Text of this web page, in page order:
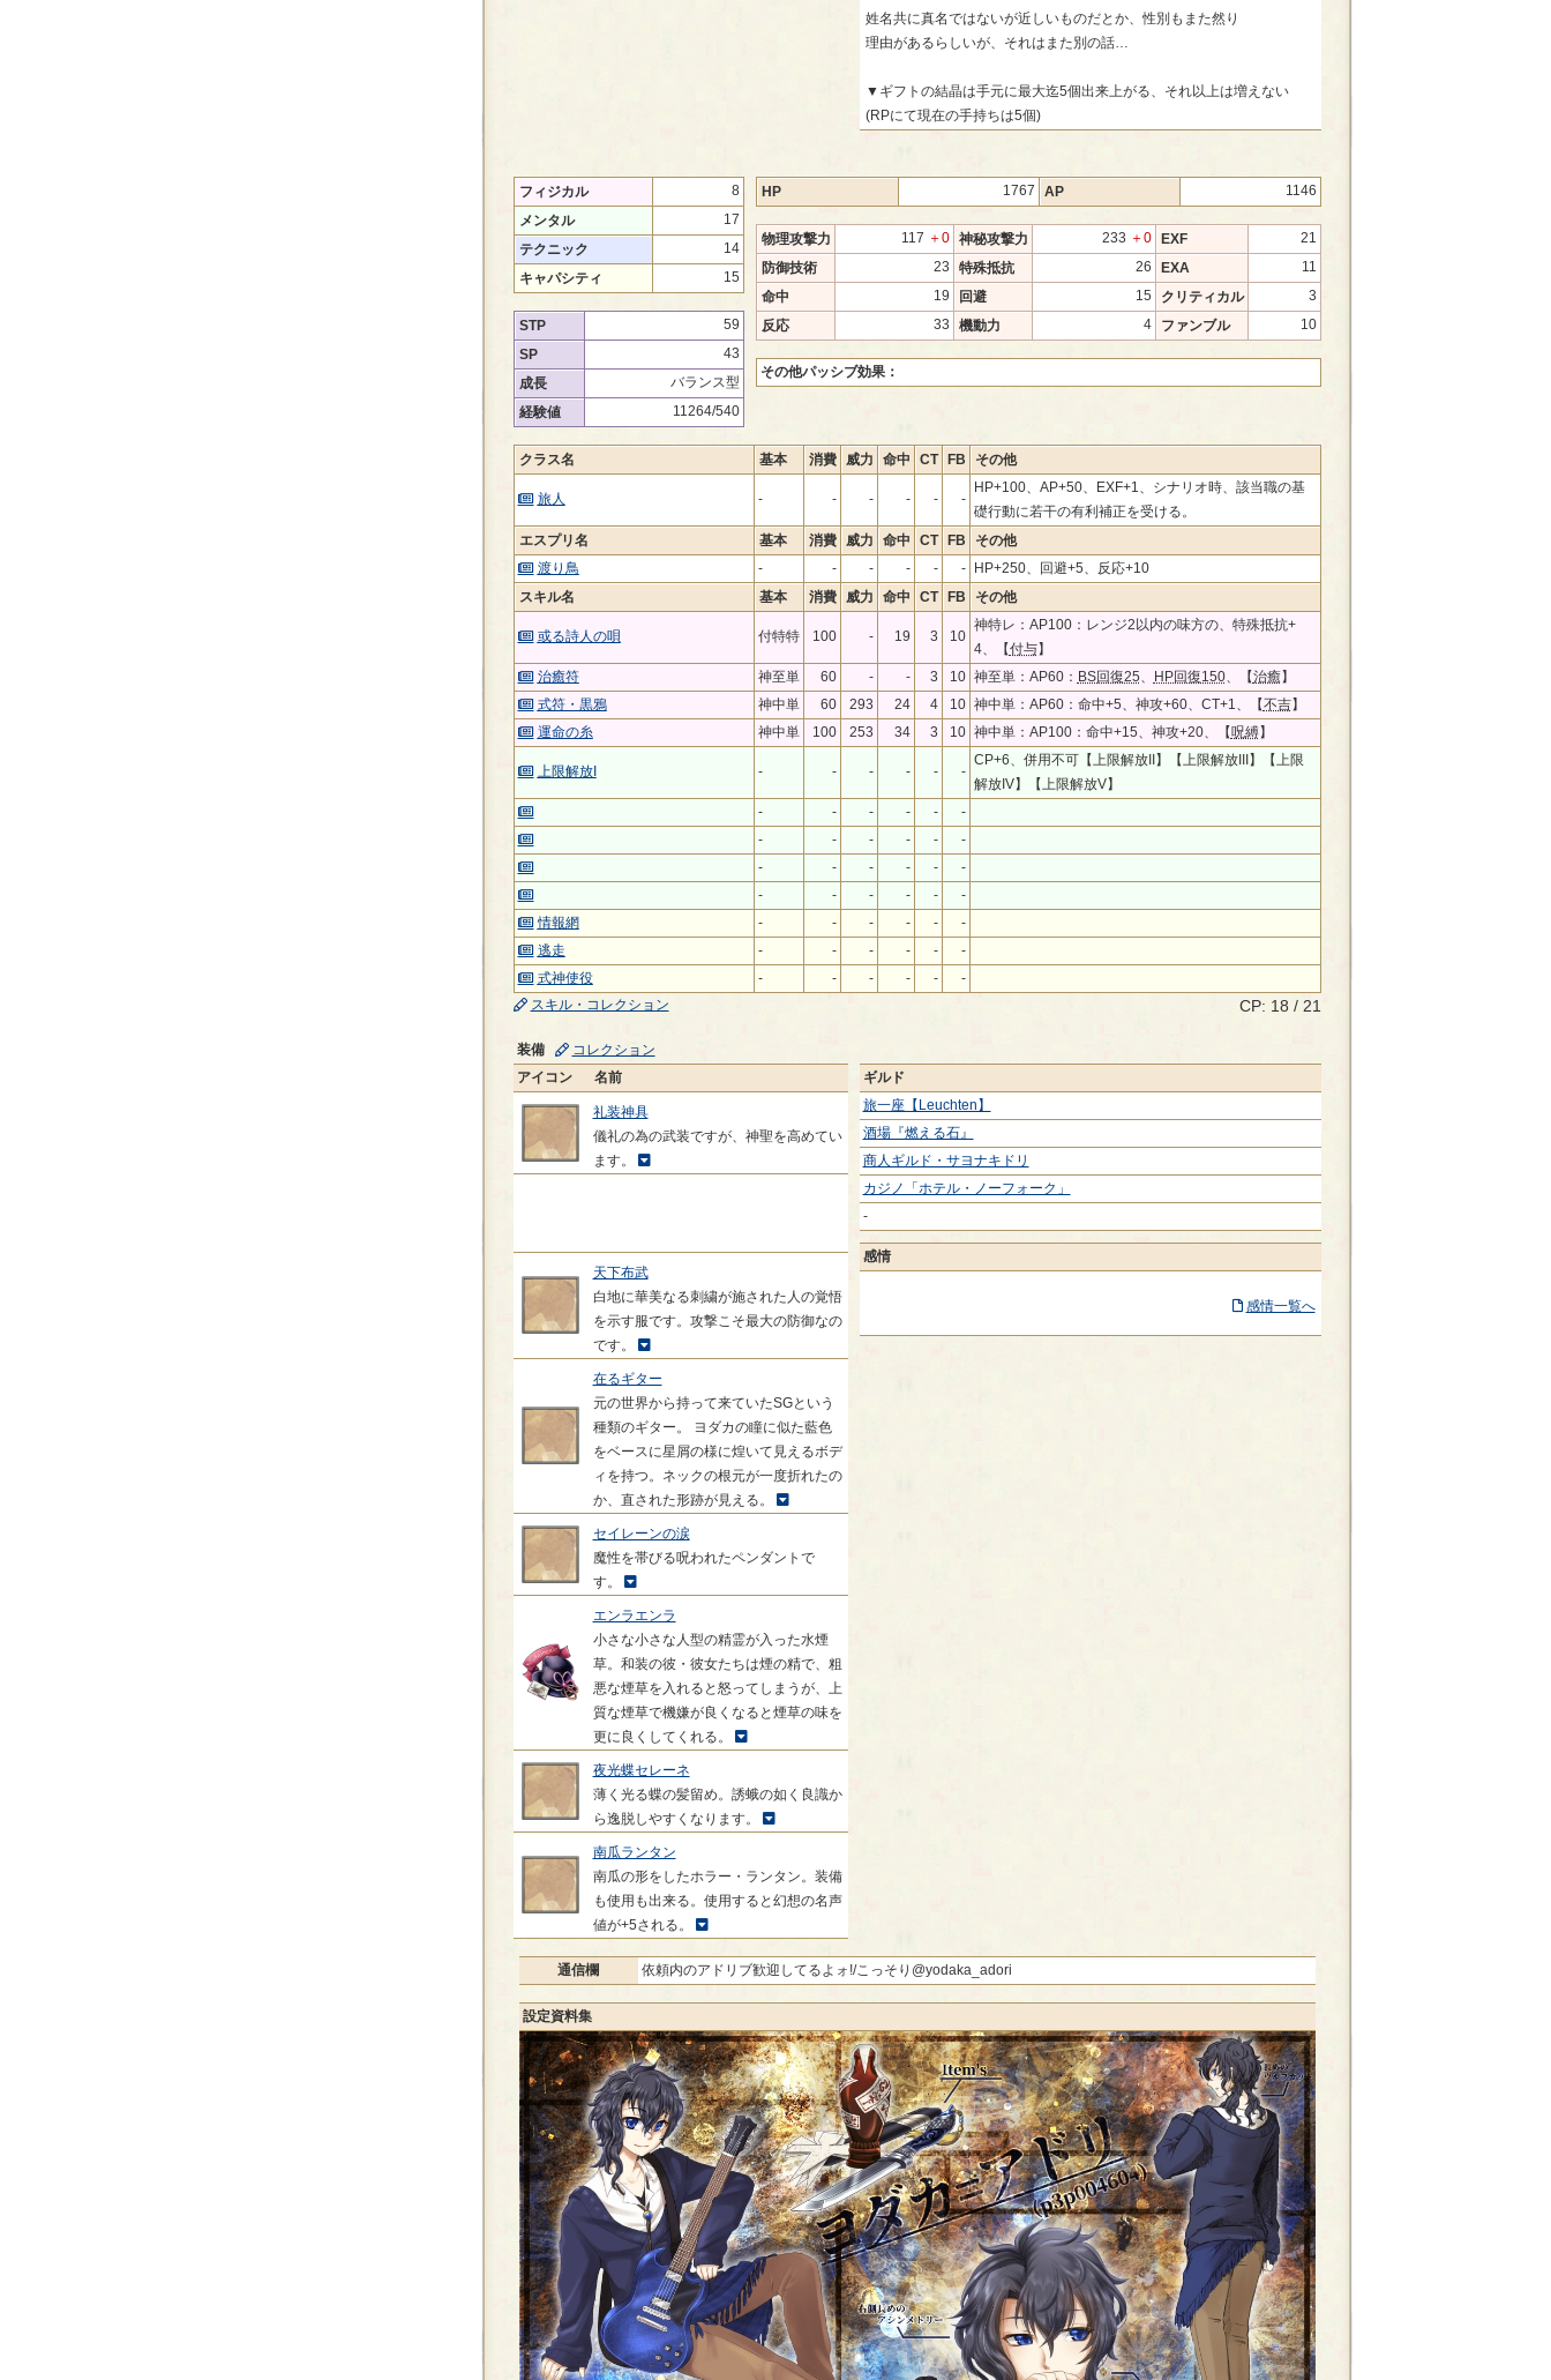
姓名共に真名ではないが近しいものだとか、性別もまた然り
理由があるらしいが、それはまた別の話…
▼ギフトの結晶は手元に最大迄5個出来上がる、それ以上は増えない
(RPにて現在の手持ちは5個)
フィジカル
8
メンタル
17
テクニック
14
キャパシティ
15
STP
59
SP
43
成長
バランス型
経験値
11264/540
HP 1767 AP 1146
物理攻撃力 117 ＋0 神秘攻撃力 233 ＋0 EXF
21
防御技術
23 特殊抵抗 26 EXA
11
命中
19 回避 15 クリティカル
3
反応
33 機動力 4 ファンブル 10
その他パッシブ効果：
クラス名 基本 消費 威力 命中 CT FB その他
旅人 - - - - - -
HP+100、AP+50、EXF+1、シナリオ時、該当職の基
礎行動に若干の有利補正を受ける。
エスプリ名
基本 消費 威力 命中 CT FB
その他
渡り鳥
- - - - - -
HP+250、回避+5、反応+10
スキル名
基本 消費 威力 命中 CT FB その他
或る詩人の唄 付特特 100 - 19 3 10
神特レ：AP100：レンジ2以内の味方の、特殊抵抗+
4、【付与】
治癒符
神至単 60 - - 3 10 神至単：AP60： BS回復25、 HP回復150、【治癒】
式符・黒鴉
神中単 60 293 24 4 10 神中単：AP60：命中+5、神攻+60、CT+1、【不吉】
運命の糸
神中単 100 253 34 3 10 神中単：AP100：命中+15、神攻+20、【呪縛】
上限解放I - - - - - -
CP+6、併用不可【上限解放II】【上限解放III】【上限
解放IV】【上限解放V】
-
- - - -
-
-
- - - -
-
-
- - - -
-
-
- - - -
-
情報網
- - - - -
-
逃走
- - - - -
-
式神使役
- - - - -
-
スキル・コレクション
CP: 18 / 21
装備
コレクション
アイコン
名前
礼装神具
儀礼の為の武装ですが、神聖を高めてい
ます。
天下布武
白地に華美なる刺繍が施された人の覚悟
を示す服です。攻撃こそ最大の防御なの
です。
在るギター
元の世界から持って来ていたSGという
種類のギター。 ヨダカの瞳に似た藍色
をベースに星屑の様に煌いて見えるボデ
ィを持つ。ネックの根元が一度折れたの
か、直された形跡が見える。
セイレーンの涙
魔性を帯びる呪われたペンダントで
す。
エンラエンラ
小さな小さな人型の精霊が入った水煙
草。和装の彼・彼女たちは煙の精で、粗
悪な煙草を入れると怒ってしまうが、上
質な煙草で機嫌が良くなると煙草の味を
更に良くしてくれる。
夜光蝶セレーネ
薄く光る蝶の髪留め。誘蛾の如く良識か
ら逸脱しやすくなります。
南瓜ランタン
南瓜の形をしたホラー・ランタン。装備
も使用も出来る。使用すると幻想の名声
値が+5される。
ギルド
旅一座【Leuchten】
酒場『燃える石』
商人ギルド・サヨナキドリ
カジノ「ホテル・ノーフォーク」
-
感情
感情一覧へ
通信欄 依頼内のアドリブ歓迎してるよォ!/こっそり@yodaka_adori
設定資料集